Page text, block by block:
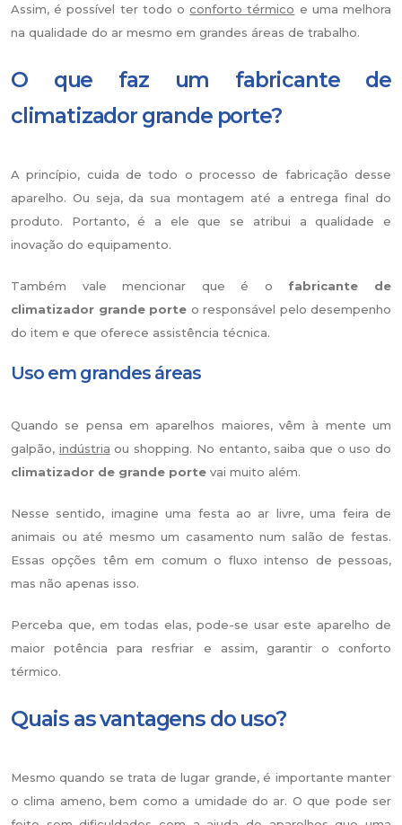
Assim, é possível ter todo oconforto térmico e uma melhora
na qualidade do ar mesmo em grandes áreas de trabalho.
O que faz um fabricante de
climatizador grande porte?
A princípio, cuida de todo o processo de fabricação desse
aparelho. Ou seja, da sua montagem até a entrega final do
produto. Portanto, é a ele que se atribui a qualidade e
inovação do equipamento.
Também vale mencionar que é o fabricante de
climatizador grande porte o responsável pelo desempenho
do item e que oferece assistência técnica.
Uso em grandes áreas
Quando se pensa em aparelhos maiores, vêm à mente um
galpão, indústria ou shopping. No entanto, saiba que o uso do
climatizador de grande porte vai muito além.
Nesse sentido, imagine uma festa ao ar livre, uma feira de
animais ou até mesmo um casamento num salão de festas.
Essas opções têm em comum o fluxo intenso de pessoas,
mas não apenas isso.
Perceba que, em todas elas, pode-se usar este aparelho de
maior potência para resfriar e assim, garantir o conforto
térmico.
Quais as vantagens do uso?
Mesmo quando se trata de lugar grande, é importante manter
o clima ameno, bem como a umidade do ar. O que pode ser